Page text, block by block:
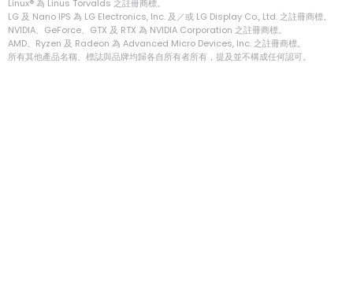
Linux® 為 Linus Torvalds 之註冊商標。
LG 及 Nano IPS 為 LG Electronics, Inc. 及／或 LG Display Co., Ltd. 之註冊商標。
NVIDIA、GeForce、GTX 及 RTX 為 NVIDIA Corporation 之註冊商標。
AMD、Ryzen 及 Radeon 為 Advanced Micro Devices, Inc. 之註冊商標。
所有其他產品名稱、標誌與品牌均歸各自所有者所有，提及並不構成任何認可。